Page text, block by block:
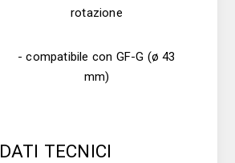
rotazione
- compatibile con GF-G (ø 43
mm)
DATI TECNICI